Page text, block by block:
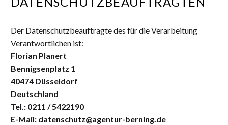
Der Datenschutzbeauftragte des für die Verarbeitung
Verantwortlichen ist:
Florian Planert
Bennigsenplatz 1
40474 Düsseldorf
Deutschland
Tel.: 0211 / 5422190
E-Mail: datenschutz@agentur-berning.de